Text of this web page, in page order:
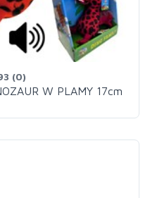
(0)
W PLAMY 17cm